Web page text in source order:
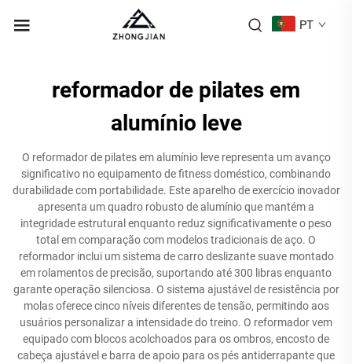
PT
reformador de pilates em
alumínio leve
O reformador de pilates em alumínio leve representa um avanço
significativo no equipamento de fitness doméstico, combinando
durabilidade com portabilidade. Este aparelho de exercício inovador
apresenta um quadro robusto de alumínio que mantém a
integridade estrutural enquanto reduz significativamente o peso
total em comparação com modelos tradicionais de aço. O
reformador inclui um sistema de carro deslizante suave montado
em rolamentos de precisão, suportando até 300 libras enquanto
garante operação silenciosa. O sistema ajustável de resistência por
molas oferece cinco níveis diferentes de tensão, permitindo aos
usuários personalizar a intensidade do treino. O reformador vem
equipado com blocos acolchoados para os ombros, encosto de
cabeça ajustável e barra de apoio para os pés antiderrapante que